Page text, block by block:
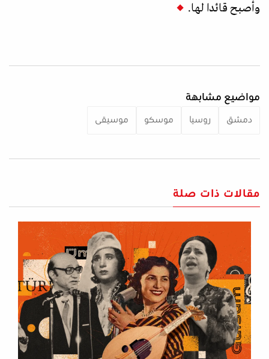
وأصبح قائدا لها.
مواضيع مشابهة
دمشق روسيا موسكو موسيقى
مقالات ذات صلة